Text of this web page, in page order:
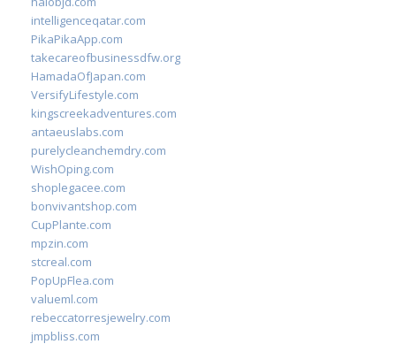
intelligenceqatar.com
PikaPikaApp.com
takecareofbusinessdfw.org
HamadaOfJapan.com
VersifyLifestyle.com
kingscreekadventures.com
antaeuslabs.com
purelycleanchemdry.com
WishOping.com
shoplegacee.com
bonvivantshop.com
CupPlante.com
mpzin.com
stcreal.com
PopUpFlea.com
valueml.com
rebeccatorresjewelry.com
jmpbliss.com